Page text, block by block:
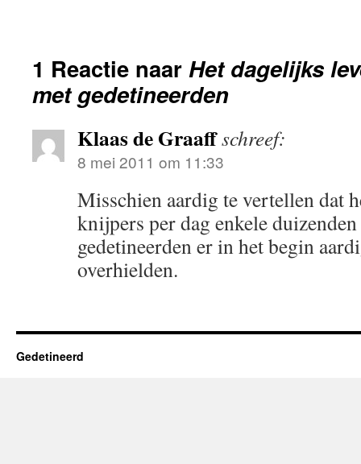
1 Reactie naar Het dagelijks
met gedetineerden
Klaas de Graaffschreef:
8 mei 2011 om 11:33
Misschien aardig te vertellen dat
knijpers per dag enkele
gedetineerden er in het begin
overhielden.
Gedetineerd